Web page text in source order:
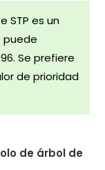
STP es un
puede
Se prefiere
de prioridad
de árbol de